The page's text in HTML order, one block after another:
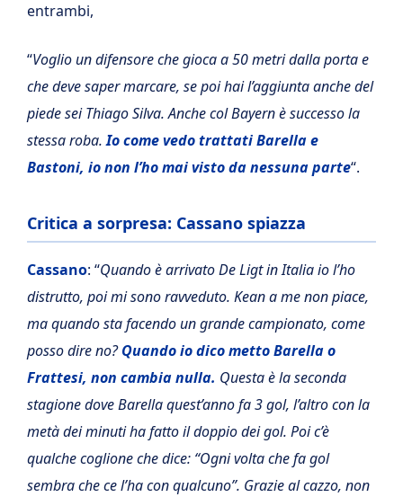
entrambi,
“Voglio un difensore che gioca a 50 metri dalla porta e
che deve saper marcare, se poi hai l’aggiunta anche del
piede sei Thiago Silva. Anche col Bayern è successo la
stessa roba.Io come vedo trattati Barella e
Bastoni, io non l’ho mai visto da nessuna parte“.
Critica a sorpresa: Cassano spiazza
Cassano: “Quando è arrivato De Ligt in Italia io l’ho
distrutto, poi mi sono ravveduto. Kean a me non piace,
ma quando sta facendo un grande campionato, come
posso dire no?Quando io dico metto Barella o
Frattesi, non cambia nulla. Questa è la seconda
stagione dove Barella quest’anno fa 3 gol, l’altro con la
metà dei minuti ha fatto il doppio dei gol. Poi c’è
qualche coglione che dice: “Ogni volta che fa gol
sembra che ce l’ha con qualcuno”. Grazie al cazzo, non